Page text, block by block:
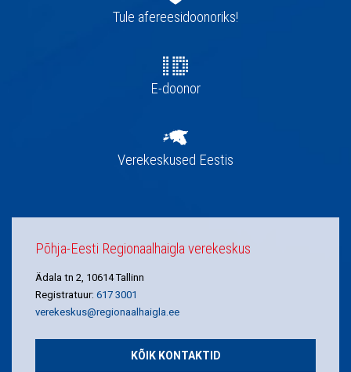
navigatsioonTule afereesidoonoriks!
E-doonor
Verekeskused Eestis
Põhja-Eesti Regionaalhaigla verekeskus
Ädala tn 2, 10614 Tallinn
Registratuur: 617 3001
verekeskus@regionaalhaigla.ee
KÕIK KONTAKTID